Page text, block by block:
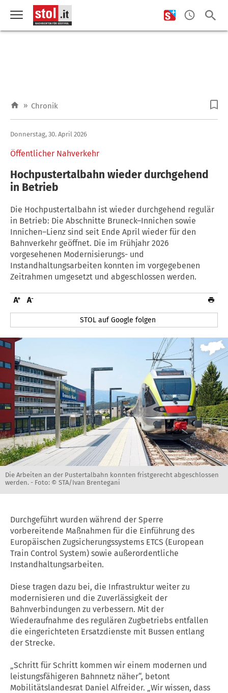
» Chronik
Öffentlicher Nahverkehr
Donnerstag, 30. April 2026
Hochpustertalbahn wieder durchgehend
in Betrieb
Die Hochpustertalbahn ist wieder durchgehend regulär
in Betrieb: Die Abschnitte Bruneck–Innichen sowie
Innichen–Lienz sind seit Ende April wieder für den
Bahnverkehr geöffnet. Die im Frühjahr 2026
vorgesehenen Modernisierungs- und
Instandhaltungsarbeiten konnten im vorgegebenen
Zeitrahmen umgesetzt und abgeschlossen werden.
STOL auf Google folgen
Die Arbeiten an der Pustertalbahn konnten fristgerecht abgeschlossen
werden. - Foto: © STA/Ivan Brentegani
Durchgeführt wurden während der Sperre
vorbereitende Maßnahmen für die Einführung des
Europäischen Zugsicherungssystems ETCS (European
Train Control System) sowie außerordentliche
Instandhaltungsarbeiten.
Diese tragen dazu bei, die Infrastruktur weiter zu
modernisieren und die Zuverlässigkeit der
Bahnverbindungen zu verbessern. Mit der
Wiederaufnahme des regulären Zugbetriebs entfallen
die eingerichteten Ersatzdienste mit Bussen entlang
der Strecke.
„Schritt für Schritt kommen wir einem modernen und
leistungsfähigeren Bahnnetz näher“, betont
Mobilitätslandesrat Daniel Alfreider. „Wir wissen, dass